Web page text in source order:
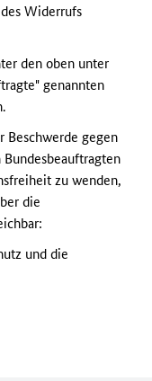
Widerrufs
den oben unter
genannten
gegen
zu wenden,
die
und die